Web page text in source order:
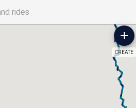
CREATE